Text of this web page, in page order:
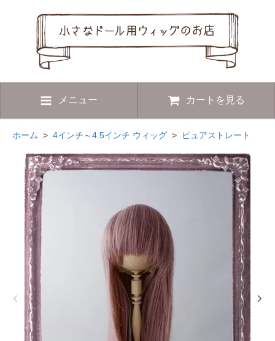
メニュー カートを見る
ホーム > 4インチ～4.5インチ ウィッグ > ピュアストレート